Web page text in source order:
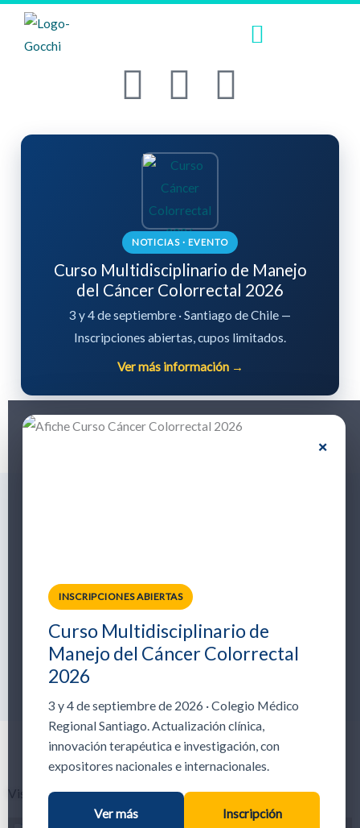
contenido
Menu
L
i
n
k
e
d
i
n
T
w
i
t
t
e
r
Y
o
u
b
e
NOTICIAS · EVENTO
Curso Multidisciplinario de Manejo
del Cáncer Colorrectal 2026
3 y 4 de septiembre · Santiago de Chile —
Inscripciones abiertas, cupos limitados.
Ver más información →
×
INSCRIPCIONES ABIERTAS
Curso Multidisciplinario de
Manejo del Cáncer Colorrectal
2026
3 y 4 de septiembre de 2026 · Colegio Médico
Regional Santiago. Actualización clínica,
innovación terapéutica e investigación, con
expositores nacionales e internacionales.
Ver más
Inscripción
Newsletter
Visítanos